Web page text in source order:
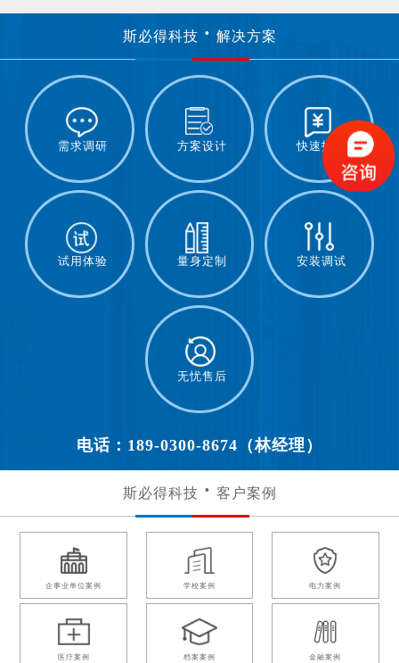
斯必得科技 解决方案
需求调研 方案设计 快速报价
试用体验 量身定制 安装调试
无忧售后
电话：189-0300-8674（林经理）
斯必得科技 客户案例
企事业单位案例 学校案例 电力案例
医疗案例 档案案例 金融案例